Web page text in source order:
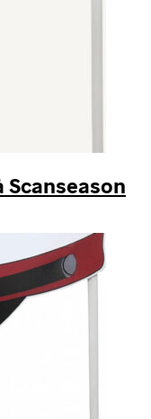
Scanseason